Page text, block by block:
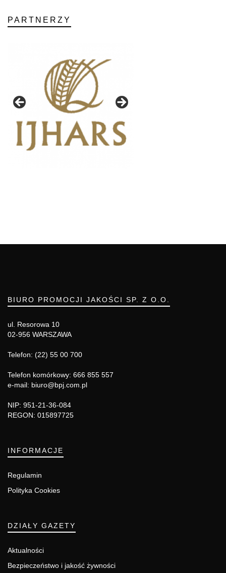
PARTNERZY
BIURO PROMOCJI JAKOŚCI SP. Z O.O.
ul. Resorowa 10
02-956 WARSZAWA
Telefon: (22) 55 00 700
Telefon komórkowy: 666 855 557
e-mail: biuro@bpj.com.pl
NIP: 951-21-36-084
REGON: 015897725
INFORMACJE
Regulamin
Polityka Cookies
DZIAŁY GAZETY
Aktualności
Bezpieczeństwo i jakość żywności